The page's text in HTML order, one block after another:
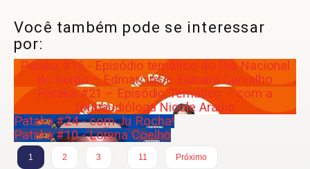
Você também pode se interessar
por:
Pataka #16 - Episódio temático do Dia Nacional
do Surdo – Edmarcius e Edmara Carvalho
Pataka #21 – Episódio Temático – com a
fonoaudióloga Nicole Araújo
Pataka #24 - com Ju Rocha!
Pataka #10 - Lorena Coelho
1 2 3
11
Próximo